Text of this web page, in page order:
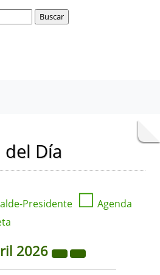
Día
Presidente ☐ Agenda
2026